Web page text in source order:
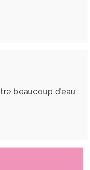
beaucoup d’eau